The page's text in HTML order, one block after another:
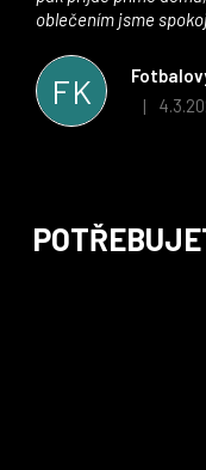
FK |
oblečením jsme
stran. Věříme, že v
i nadále, nyní už